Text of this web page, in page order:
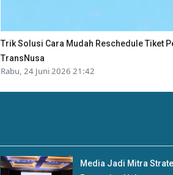
Trik Solusi Cara Mudah Reschedule Tiket
TransNusa
Rabu, 24 Juni 2026 21:42
Media Jadi Mitra